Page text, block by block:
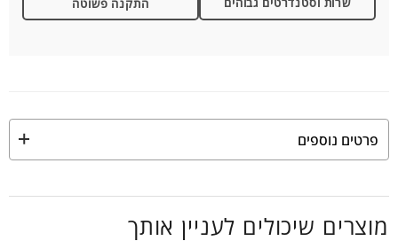
התקנה פשוטה
פרטים נוספים
מוצרים שיכולים לעניין אותך